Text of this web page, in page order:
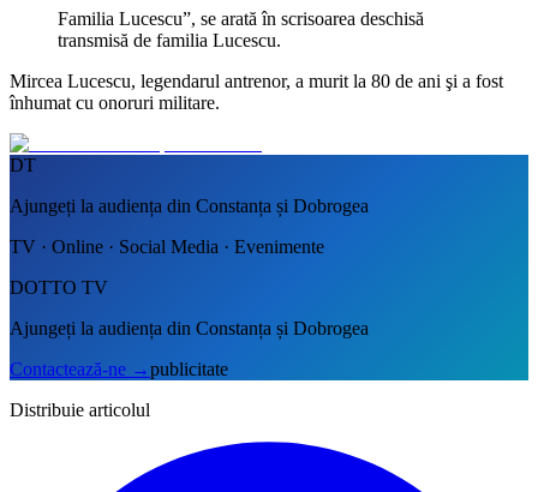
Familia Lucescu”, se arată în scrisoarea deschisă
transmisă de familia Lucescu.
Mircea Lucescu, legendarul antrenor, a murit la 80 de ani şi a fost
înhumat cu onoruri militare.
DT
Ajungeți la audiența din Constanța și Dobrogea
TV · Online · Social Media · Evenimente
DOTTO TV
Ajungeți la audiența din Constanța și Dobrogea
Contactează-ne →publicitate
Distribuie articolul